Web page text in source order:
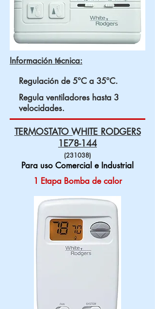
Información técnica:
Regulación de 5°C a 35°C.
Regula ventiladores hasta 3
velocidades.
TERMOSTATO WHITE RODGERS
1E78-144
(231038)
Para uso Comercial e Industrial
1 Etapa Bomba de calor